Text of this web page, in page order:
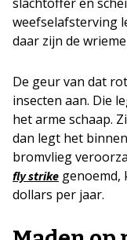
slachtoffer en
weefselafsterving
daar zijn de
De geur van dat
insecten aan. Die
het arme schaap.
dan legt het
bromvlieg
fly strike genoemd,
dollars per jaar.